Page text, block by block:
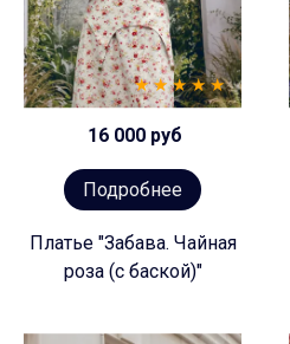
16 000 руб
Подробнее
Платье "Забава. Чайная
роза (с баской)"